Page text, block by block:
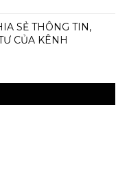
SẺ THÔNG TIN,
CỦA KÊNH